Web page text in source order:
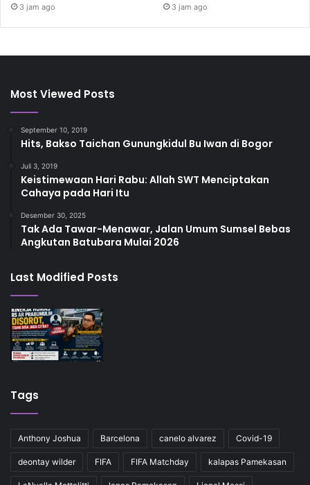
3 jam ago 3 jam ago
Most Viewed Posts
September 10, 2019
Hits, Bakso Taichan Gunungkidul Bu Iwan di Bogor
Juli 3, 2019
Keistimewaan Hari Rabu: Allah SWT Menciptakan
Cahaya pada Hari Itu
Desember 30, 2025
Tak Ada Tawar-Menawar, Jalan Umum Sumsel Bebas
Angkutan Batubara Mulai 2026
Last Modified Posts
Tags
Anthony Joshua Barcelona canelo alvarez Covid-19
deontay wilder FIFA FIFA Matchday kalapas Pamekasan